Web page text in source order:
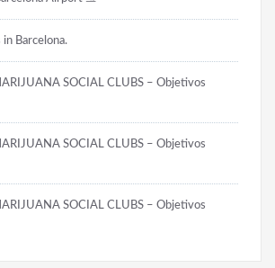
in Barcelona.
SOCIAL CLUBS – Objetivos
SOCIAL CLUBS – Objetivos
SOCIAL CLUBS – Objetivos